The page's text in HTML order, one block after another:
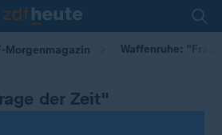
Morgenmagazin Waffenruhe:
der Zeit"